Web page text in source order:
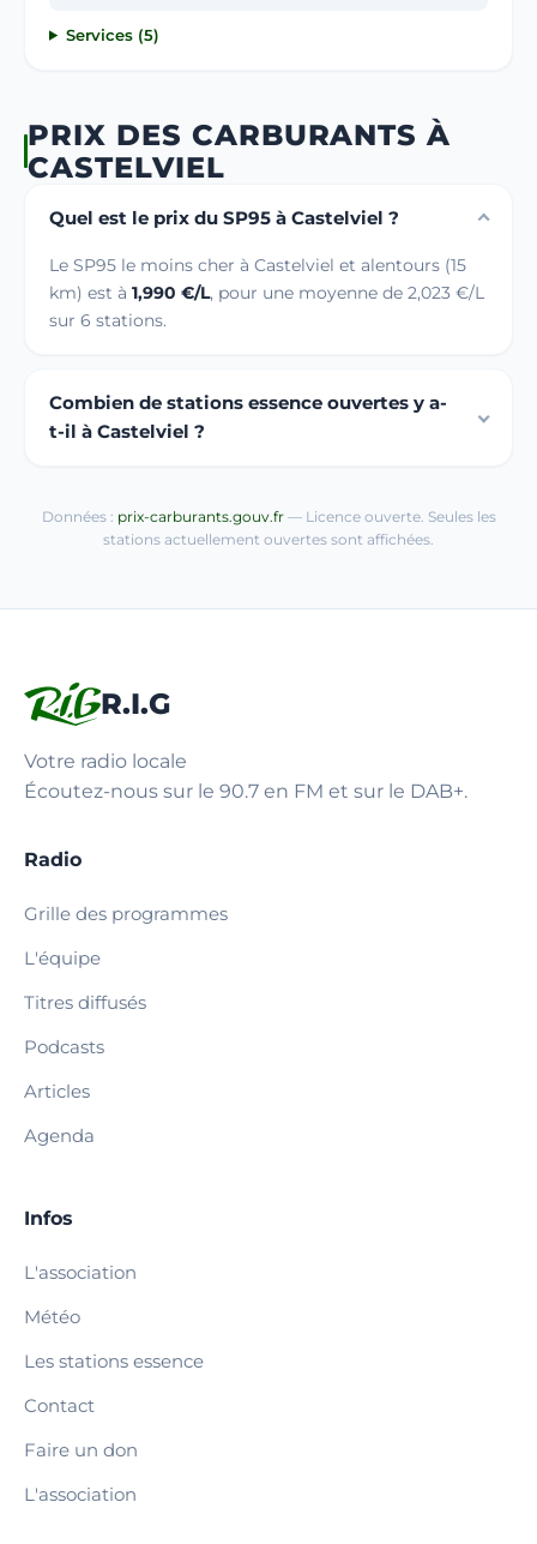
Services (5)
PRIX DES CARBURANTS À
CASTELVIEL
Quel est le prix du SP95 à Castelviel ?
Le SP95 le moins cher à Castelviel et alentours (15
km) est à 1,990 €/L, pour une moyenne de 2,023 €/L
sur 6 stations.
Combien de stations essence ouvertes y a-
t-il à Castelviel ?
Données : prix-carburants.gouv.fr— Licence ouverte. Seules les
stations actuellement ouvertes sont affichées.
R.I.G
Votre radio locale
Écoutez-nous sur le 90.7 en FM et sur le DAB+.
Radio
Grille des programmes
L'équipe
Titres diffusés
Podcasts
Articles
Agenda
Infos
L'association
Météo
Les stations essence
Contact
Faire un don
L'association